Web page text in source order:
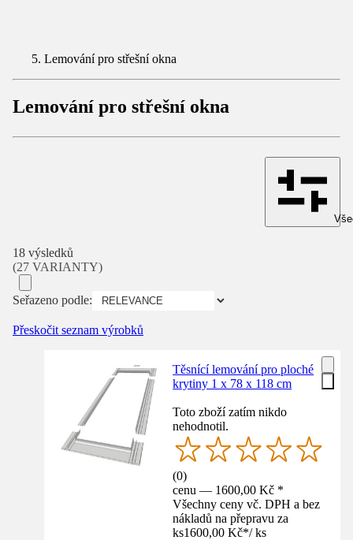
Lemování pro střešní okna
Lemování pro střešní okna
18 výsledků
(27 VARIANTY)
Seřazeno podle:
Přeskočit seznam výrobků
Těsnící lemování pro ploché
krytiny 1 x 78 x 118 cm
Toto zboží zatím nikdo
nehodnotil.
(0)
cenu — 1600,00 Kč *
Všechny ceny vč. DPH a bez
nákladů na přepravu za
ks1600,00 Kč*/ ks